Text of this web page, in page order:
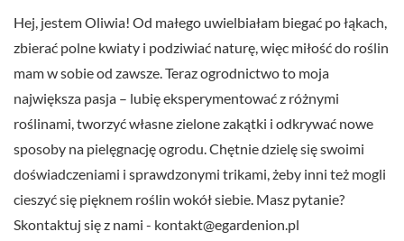
Hej, jestem Oliwia! Od małego uwielbiałam biegać po łąkach,
zbierać polne kwiaty i podziwiać naturę, więc miłość do roślin
mam w sobie od zawsze. Teraz ogrodnictwo to moja
największa pasja – lubię eksperymentować z różnymi
roślinami, tworzyć własne zielone zakątki i odkrywać nowe
sposoby na pielęgnację ogrodu. Chętnie dzielę się swoimi
doświadczeniami i sprawdzonymi trikami, żeby inni też mogli
cieszyć się pięknem roślin wokół siebie. Masz pytanie?
Skontaktuj się z nami - kontakt@egardenion.pl